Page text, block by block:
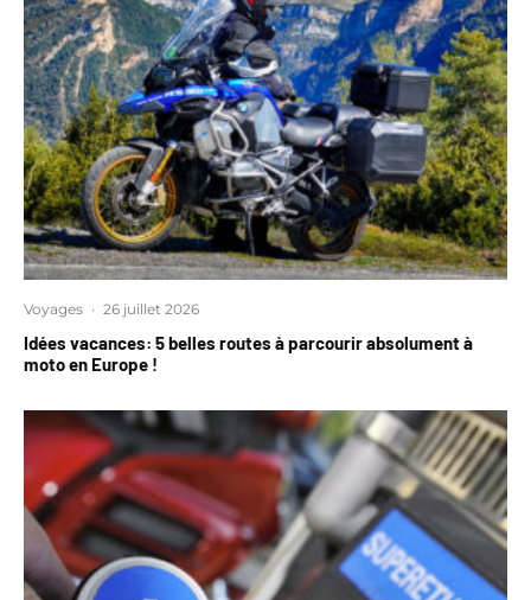
Voyages · 26 juillet 2026
Idées vacances: 5 belles routes à parcourir absolument à
moto en Europe !